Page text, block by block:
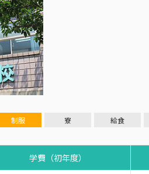
制服 寮 給食
学費（初年度）